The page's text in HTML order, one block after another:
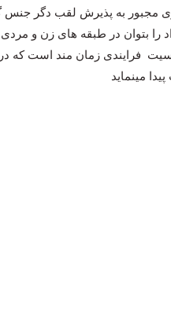
مجبور به پذیرش لقب دگر
بتوان در طبقه های زن و
فرایندی زمان مند است که